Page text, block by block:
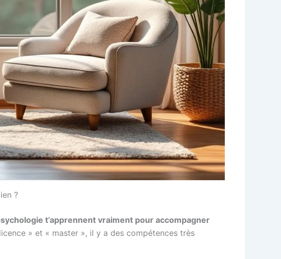
?
t’apprennent vraiment pour accompagner
» et « master », il y a des compétences très